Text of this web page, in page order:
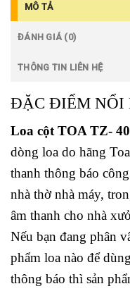
MÔ TẢ
ĐÁNH GIÁ (0)
THÔNG TIN LIÊN HỆ
ĐẶC ĐIỂM NỔI
Loa cột TOA TZ-
dòng loa do hãng
thanh thông báo
nhà thờ nhà máy,
âm thanh cho nhà
Nếu bạn đang phân
phẩm loa nào để
thông báo thì sản